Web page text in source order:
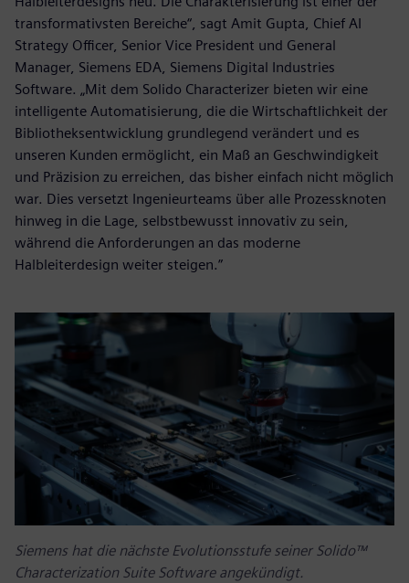
transformativsten Bereiche“, sagt Amit Gupta, Chief AI
Strategy Officer, Senior Vice President und General
Manager, Siemens EDA, Siemens Digital Industries
Software. „Mit dem Solido Characterizer bieten wir eine
intelligente Automatisierung, die die Wirtschaftlichkeit der
Bibliotheksentwicklung grundlegend verändert und es
unseren Kunden ermöglicht, ein Maß an Geschwindigkeit
und Präzision zu erreichen, das bisher einfach nicht möglich
war. Dies versetzt Ingenieurteams über alle Prozessknoten
hinweg in die Lage, selbstbewusst innovativ zu sein,
während die Anforderungen an das moderne
Halbleiterdesign weiter steigen.”
Siemens hat die nächste Evolutionsstufe seiner Solido™
Characterization Suite Software angekündigt.